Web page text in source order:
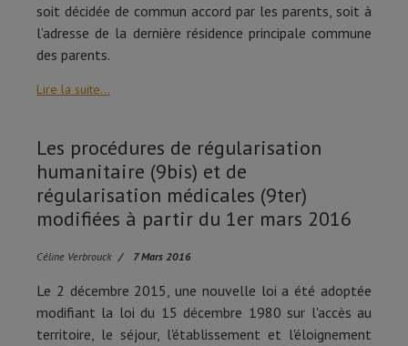
soit décidée de commun accord par les parents, soit à
l’adresse de la dernière résidence principale commune
des parents.
Lire la suite...
Les procédures de régularisation
humanitaire (9bis) et de
régularisation médicales (9ter)
modifiées à partir du 1er mars 2016
Céline Verbrouck 7 Mars 2016
Le 2 décembre 2015, une nouvelle loi a été adoptée
modifiant la loi du 15 décembre 1980 sur l'accès au
territoire, le séjour, l'établissement et l'éloignement